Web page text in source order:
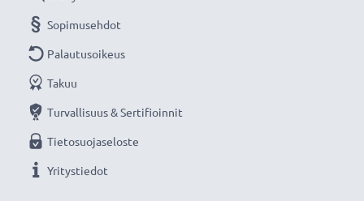
Sopimusehdot
Palautusoikeus
Takuu
Turvallisuus & Sertifioinnit
Tietosuojaseloste
Yritystiedot